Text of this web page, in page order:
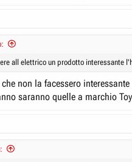
all elettrico un prodotto interessante
non la facessero
saranno quelle a marchio